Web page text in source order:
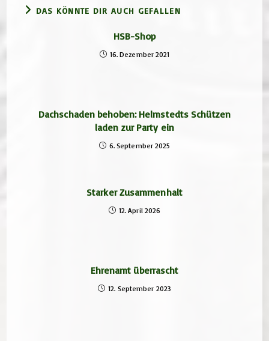
DAS KÖNNTE DIR AUCH GEFALLEN
HSB-Shop
16. Dezember 2021
Dachschaden behoben: Helmstedts Schützen
laden zur Party ein
6. September 2025
Starker Zusammenhalt
12. April 2026
Ehrenamt überrascht
12. September 2023